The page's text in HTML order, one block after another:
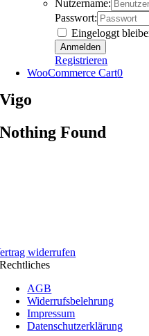
Nutzername:
Passwort:
Eingeloggt
Registrieren
WooCommerce Cart0
Vigo
Nothing Found
widerrufen
Rechtliches
AGB
Widerrufsbelehrung
Impressum
Datenschutzerklärung